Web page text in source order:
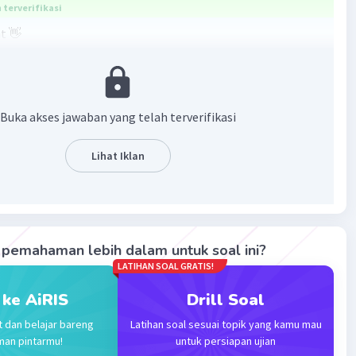
terverifikasi
👋
barisan bilangan 2, 6, 18, 54,
ratio karena merupakan deret geometri, kita harus
nya terlebih dahulu
dua suku berikutnya:
yaitu U5 dan U6
Buka akses jawaban yang telah terverifikasi
Lihat Iklan
lebih dalam untuk soal ini?
AiRIS
dan belajar bareng
pintarmu!
LATIHAN SOAL GRATIS!
Drill Soal
Latihan soal sesuai topik yang kamu mau
untuk persiapan ujian